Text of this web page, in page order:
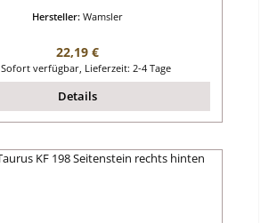
Hersteller: Wamsler
Regulärer Preis:
22,19 €
Sofort verfügbar, Lieferzeit: 2-4 Tage
Details